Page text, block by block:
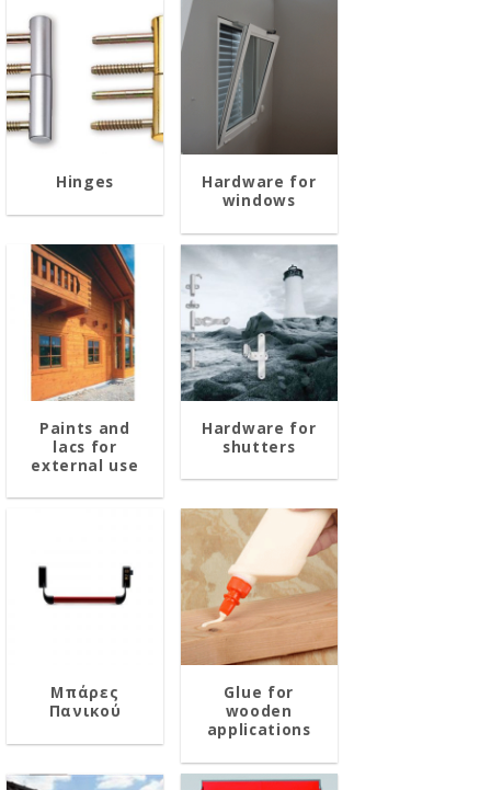
Hinges
Hardware for
windows
Paints and
lacs for
external use
Hardware for
shutters
Μπάρες
Πανικού
Glue for
wooden
applications